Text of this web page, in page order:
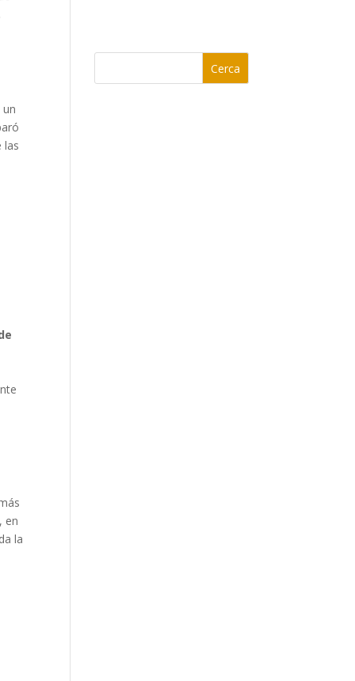
las
en
la
Cerca